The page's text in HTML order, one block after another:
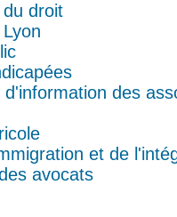
droit
des
et de
avocats